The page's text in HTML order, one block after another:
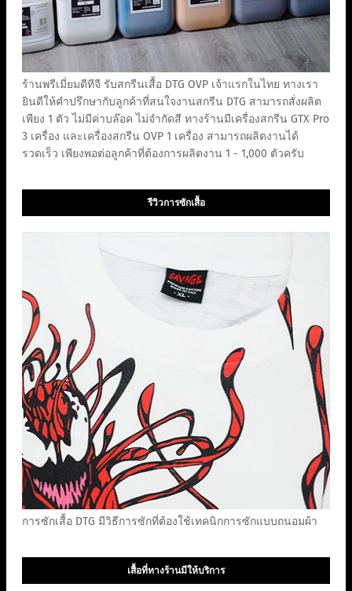
ร้านพรีเมี่ยมดีทีจี รับสกรีนเสื้อ DTG OVP เจ้าแรกในไทย ทางเรา
ยินดีให้คำปรึกษากับลูกค้าที่สนใจงานสกรีน DTG สามารถสั่งผลิต
เพียง 1 ตัว ไม่มีค่าบล๊อค ไม่จำกัดสี ทางร้านมีเครื่องสกรีน GTX Pro
3 เครื่อง และเครื่องสกรีน OVP 1 เครื่อง สามารถผลิตงานได้
รวดเร็ว เพียงพอต่อลูกค้าที่ต้องการผลิตงาน 1 - 1,000 ตัวครับ
รีวิวการซักเสื้อ
การซักเสื้อ DTG มีวิธีการซักที่ต้องใช้เทคนิกการซักแบบถนอมผ้า
เสื้อที่ทางร้านมีให้บริการ